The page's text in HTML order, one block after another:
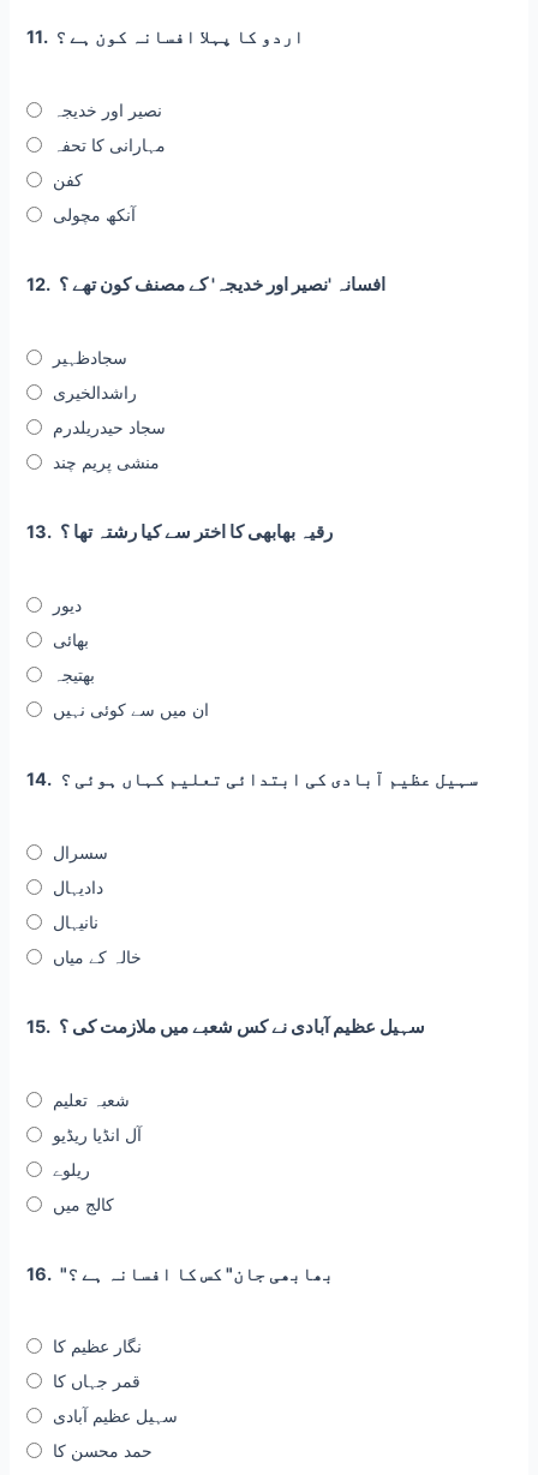
11. اردو کا پہلا افسانہ کون ہے ؟
نصیر اور خدیجہ
مہارانی کا تحفہ
کفن
آنکھ مچولی
12. افسانہ 'نصیر اور خدیجہ' کے مصنف کون تھے ؟
سجادظہیر
راشدالخیری
سجاد حیدریلدرم
منشی پریم چند
13. رقیہ بھابھی کا اختر سے کیا رشتہ تھا ؟
دیور
بھائی
بھتیجہ
ان میں سے کوئی نہیں
14. سہیل عظیم آبادی کی ابتدائی تعلیم کہاں ہوئی ؟
سسرال
دادیہال
نانیہال
خالہ کے میاں
15. سہیل عظیم آبادی نے کس شعبے میں ملازمت کی ؟
شعبہ تعلیم
آل انڈیا ریڈیو
ریلوے
کالج میں
16. "بھابھی جان" کس کا افسانہ ہے ؟
نگار عظیم کا
قمر جہاں کا
سہیل عظیم آبادی
حمد محسن کا